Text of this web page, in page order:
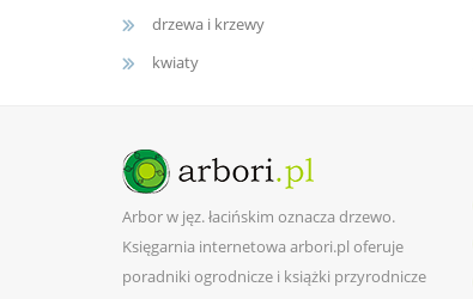
drzewa i krzewy
kwiaty
Arbor w jęz. łacińskim oznacza drzewo.
Księgarnia internetowa arbori.pl oferuje
poradniki ogrodnicze i książki przyrodnicze